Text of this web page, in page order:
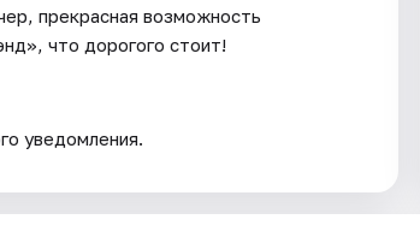
прекрасная возможность
что дорогого стоит!
уведомления.